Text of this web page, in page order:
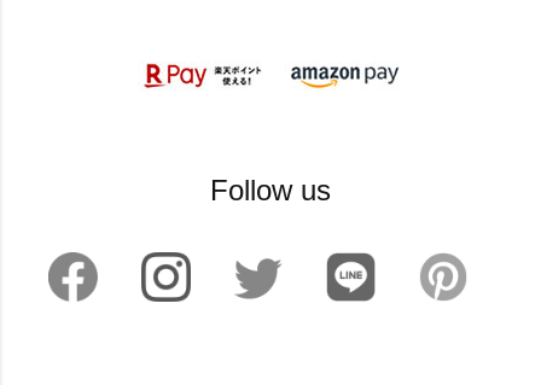
Follow us